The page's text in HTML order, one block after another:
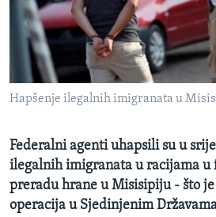
MAGAZIN
O GLASU AMERIKE
Learning English
Jezici
Hapšenje ilegalnih imigranata u
Federalni agenti uhapsili su u
ilegalnih imigranata u racijama u
preradu hrane u Misisipiju - što
operacija u Sjedinjenim